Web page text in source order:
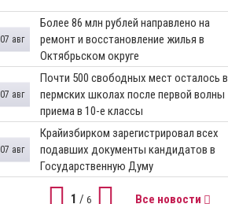
Более 86 млн рублей направлено на
ремонт и восстановление жилья в
Октябрьском округе
07 авг
Почти 500 свободных мест осталось в
пермских школах после первой волны
приема в 10-е классы
07 авг
Крайизбирком зарегистрировал всех
подавших документы кандидатов в
Государственную Думу
07 авг
1 / 6 Все новости